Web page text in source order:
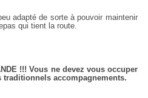
adapté de sorte à pouvoir maintenir
qui tient la route.
!!! Vous ne devez vous occuper
accompagnements.